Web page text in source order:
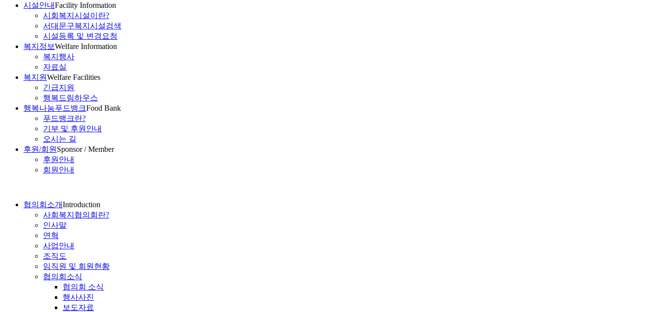
시설안내Facility Information
시회복지시설이란?
서대문구복지시설검색
시설등록 및 변경요청
복지정보Welfare Information
복지행사
자료실
복지원Welfare Facilities
긴급지원
행복드림하우스
행복나눔푸드뱅크Food Bank
푸드뱅크란?
기부 및 후원안내
오시는 길
후원/회원 Sponsor / Member
후원안내
회원안내
협의회소개Introduction
사회복지협의회란?
인사말
연혁
사업안내
조직도
임직원 및 회원현황
협의회소식
협의회 소식
행사사진
보도자료